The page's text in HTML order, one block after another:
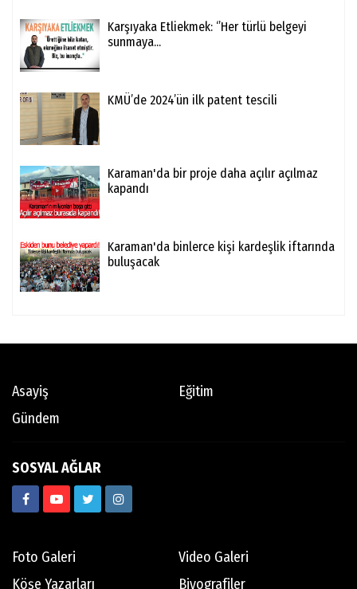
Karşıyaka Etliekmek: ‘’Her türlü belgeyi
sunmaya...
KMÜ’de 2024’ün ilk patent tescili
Karaman'da bir proje daha açılır açılmaz
kapandı
Karaman'da binlerce kişi kardeşlik iftarında
buluşacak
Asayiş
Eğitim
Gündem
SOSYAL AĞLAR
Foto Galeri
Video Galeri
Köşe Yazarları
Biyografiler